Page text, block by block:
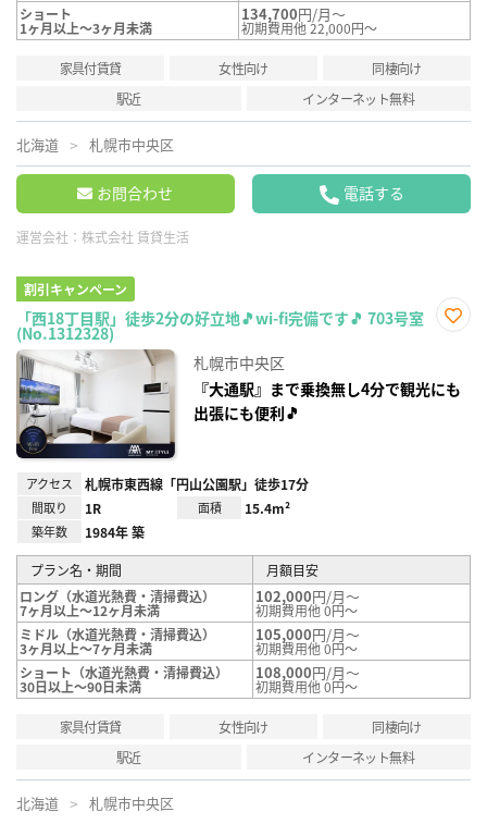
ショート
1ヶ月以上～3ヶ月未満
134,700円/月～
初期費用他 22,000円～
家具付賃貸 女性向け
同棲向け
駅近
インターネット無料
北海道 札幌市中央区
お問合わせ 電話する
運営会社： 株式会社 賃貸生活
割引キャンペーン
「西18丁目駅」徒歩2分の好立地🎵wi-fi完備です🎵 703号室
(No.1312328)
録
札幌市中央区
『大通駅』まで乗換無し4分で観光にも
出張にも便利🎵
アクセス 札幌市東西線「円山公園駅」徒歩17分
間取り 1R 面積 15.4m²
築年数 1984年 築
プラン名・期間
月額目安
ロング（水道光熱費・清掃費込）
7ヶ月以上～12ヶ月未満
102,000円/月～
初期費用他 0円～
ミドル（水道光熱費・清掃費込）
3ヶ月以上～7ヶ月未満
105,000円/月～
初期費用他 0円～
ショート（水道光熱費・清掃費込）
30日以上～90日未満
108,000円/月～
初期費用他 0円～
家具付賃貸 女性向け
同棲向け
駅近
インターネット無料
北海道 札幌市中央区